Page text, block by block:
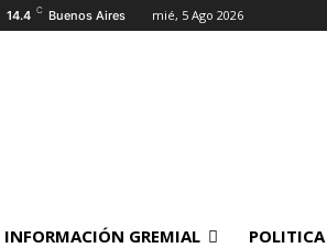
14.4 C Buenos Aires mié, 5 Ago 2026
INFORMACIÓN GREMIAL POLITICA